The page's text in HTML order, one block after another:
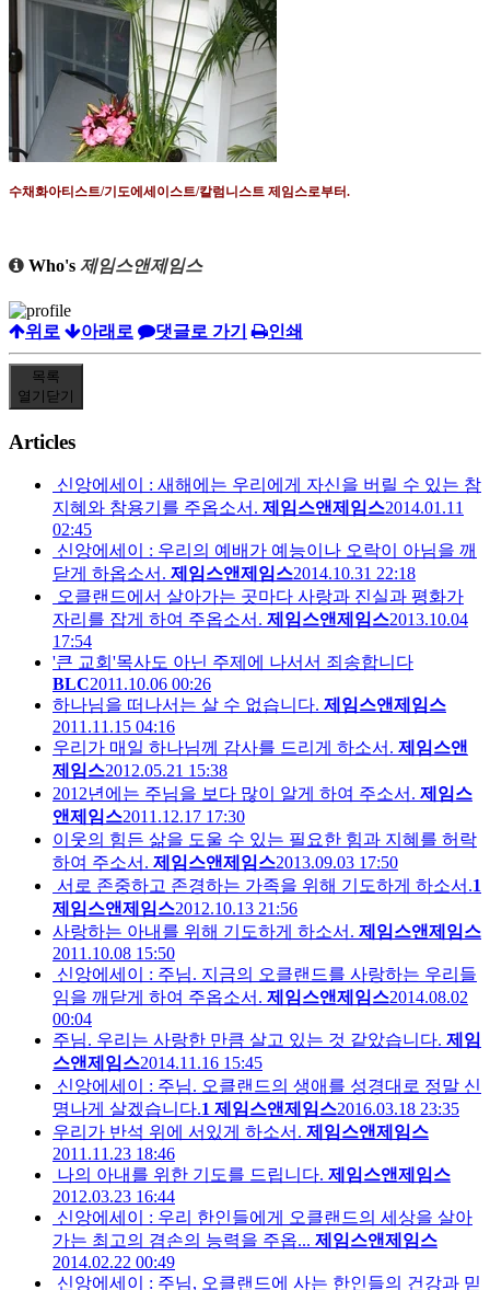
수채화아티스트/기도에세이스트/칼럼니스트 제임스로부터.
Who's 제임스앤제임스
위로 아래로 댓글로 가기 인쇄
목록
열기 닫기
Articles
신앙에세이 : 새해에는 우리에게 자신을 버릴 수 있는 참
지혜와 참용기를 주옵소서. 제임스앤제임스2014.01.11
02:45
신앙에세이 : 우리의 예배가 예능이나 오락이 아님을 깨
닫게 하옵소서. 제임스앤제임스2014.10.31 22:18
오클랜드에서 살아가는 곳마다 사랑과 진실과 평화가
자리를 잡게 하여 주옵소서. 제임스앤제임스2013.10.04
17:54
'큰 교회'목사도 아닌 주제에 나서서 죄송합니다
BLC2011.10.06 00:26
하나님을 떠나서는 살 수 없습니다. 제임스앤제임스
2011.11.15 04:16
우리가 매일 하나님께 감사를 드리게 하소서. 제임스앤
제임스2012.05.21 15:38
2012년에는 주님을 보다 많이 알게 하여 주소서. 제임스
앤제임스2011.12.17 17:30
이웃의 힘든 삶을 도울 수 있는 필요한 힘과 지혜를 허락
하여 주소서. 제임스앤제임스2013.09.03 17:50
서로 존중하고 존경하는 가족을 위해 기도하게 하소서.1
제임스앤제임스2012.10.13 21:56
사랑하는 아내를 위해 기도하게 하소서. 제임스앤제임스
2011.10.08 15:50
신앙에세이 : 주님. 지금의 오클랜드를 사랑하는 우리들
임을 깨닫게 하여 주옵소서. 제임스앤제임스2014.08.02
00:04
주님. 우리는 사랑한 만큼 살고 있는 것 같았습니다. 제임
스앤제임스2014.11.16 15:45
신앙에세이 : 주님. 오클랜드의 생애를 성경대로 정말 신
명나게 살겠습니다.1 제임스앤제임스2016.03.18 23:35
우리가 반석 위에 서있게 하소서. 제임스앤제임스
2011.11.23 18:46
나의 아내를 위한 기도를 드립니다. 제임스앤제임스
2012.03.23 16:44
신앙에세이 : 우리 한인들에게 오클랜드의 세상을 살아
가는 최고의 겸손의 능력을 주옵... 제임스앤제임스
2014.02.22 00:49
신앙에세이 : 주님, 오클랜드에 사는 한인들의 건강과 믿